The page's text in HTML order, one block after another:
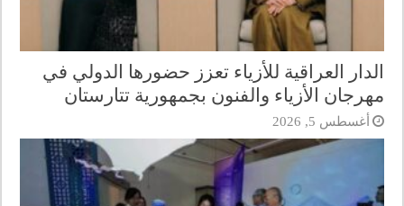
الدار العراقية للأزياء تعزز حضورها الدولي في
مهرجان الأزياء والفنون بجمهورية تتارستان
أغسطس 5, 2026